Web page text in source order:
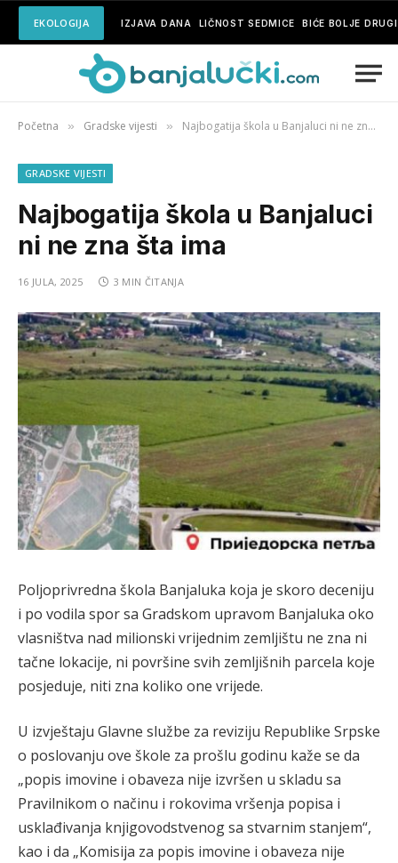
EKOLOGIJA IZJAVA DANA LIČNOST SEDMICE BIĆE BOLJE
Početna » Gradske vijesti » Najbogatija škola u Banjaluci ni ne zna šta ima
GRADSKE VIJESTI
Najbogatija škola u Banjaluci
ni ne zna šta ima
16 JULA, 2025 3 MIN ČITANJA
Poljoprivredna škola Banjaluka koja je skoro deceniju
i po vodila spor sa Gradskom upravom Banjaluka oko
vlasništva nad milionski vrijednim zemljištu ne zna ni
tačne lokacije, ni površine svih zemljišnih parcela koje
posjeduje, niti zna koliko one vrijede.
U izvještaju Glavne službe za reviziju Republike Srpske
o poslovanju ove škole za prošlu godinu kaže se da
„popis imovine i obaveza nije izvršen u skladu sa
Pravilnikom o načinu i rokovima vršenja popisa i
usklađivanja knjigovodstvenog sa stvarnim stanjem“,
kao i da „Komisija za popis imovine i obaveza nije